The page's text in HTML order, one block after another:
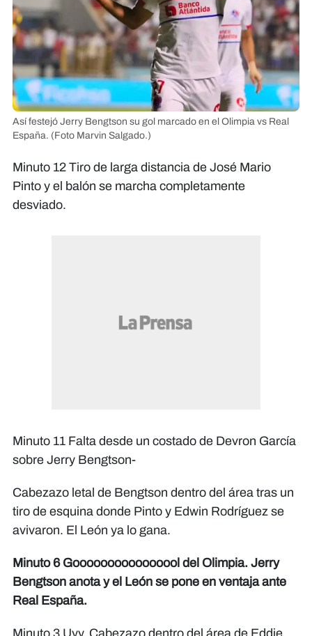
Así festejó Jerry Bengtson su gol marcado en el Olimpia vs Real
España. (Foto Marvin Salgado.)
Minuto 12 Tiro de larga distancia de José Mario
Pinto y el balón se marcha completamente
desviado.
Minuto 11 Falta desde un costado de Devron García
sobre Jerry Bengtson-
Cabezazo letal de Bengtson dentro del área tras un
tiro de esquina donde Pinto y Edwin Rodríguez se
avivaron. El León ya lo gana.
Minuto 6 Goooooooooooooool del Olimpia. Jerry
Bengtson anota y el León se pone en ventaja ante
Real España.